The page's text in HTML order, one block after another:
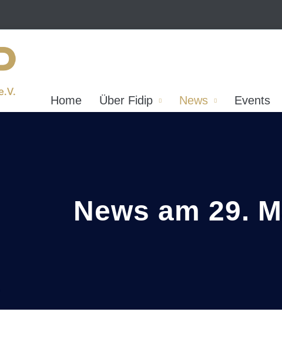
Home Über Fidip News Events
News am 29.